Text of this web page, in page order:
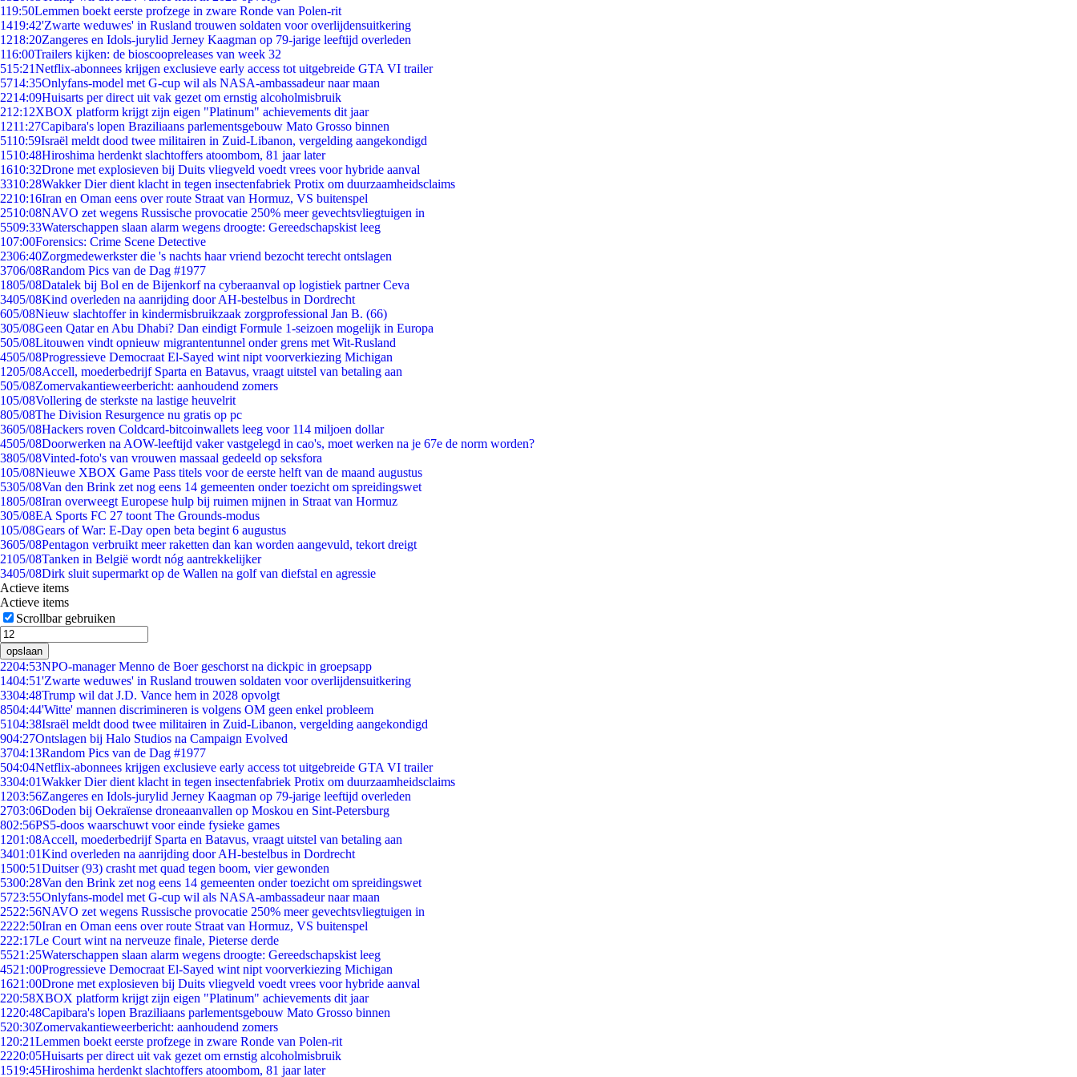
119:50Lemmen boekt eerste profzege in zware Ronde van Polen-rit
1419:42'Zwarte weduwes' in Rusland trouwen soldaten voor overlijdensuitkering
1218:20Zangeres en Idols-jurylid Jerney Kaagman op 79-jarige leeftijd overleden
116:00Trailers kijken: de bioscoopreleases van week 32
515:21Netflix-abonnees krijgen exclusieve early access tot uitgebreide GTA VI trailer
5714:35Onlyfans-model met G-cup wil als NASA-ambassadeur naar maan
2214:09Huisarts per direct uit vak gezet om ernstig alcoholmisbruik
212:12XBOX platform krijgt zijn eigen "Platinum" achievements dit jaar
1211:27Capibara's lopen Braziliaans parlementsgebouw Mato Grosso binnen
5110:59Israël meldt dood twee militairen in Zuid-Libanon, vergelding aangekondigd
1510:48Hiroshima herdenkt slachtoffers atoombom, 81 jaar later
1610:32Drone met explosieven bij Duits vliegveld voedt vrees voor hybride aanval
3310:28Wakker Dier dient klacht in tegen insectenfabriek Protix om duurzaamheidsclaims
2210:16Iran en Oman eens over route Straat van Hormuz, VS buitenspel
2510:08NAVO zet wegens Russische provocatie 250% meer gevechtsvliegtuigen in
5509:33Waterschappen slaan alarm wegens droogte: Gereedschapskist leeg
107:00Forensics: Crime Scene Detective
2306:40Zorgmedewerkster die 's nachts haar vriend bezocht terecht ontslagen
3706/08Random Pics van de Dag #1977
1805/08Datalek bij Bol en de Bijenkorf na cyberaanval op logistiek partner Ceva
3405/08Kind overleden na aanrijding door AH-bestelbus in Dordrecht
605/08Nieuw slachtoffer in kindermisbruikzaak zorgprofessional Jan B. (66)
305/08Geen Qatar en Abu Dhabi? Dan eindigt Formule 1-seizoen mogelijk in Europa
505/08Litouwen vindt opnieuw migrantentunnel onder grens met Wit-Rusland
4505/08Progressieve Democraat El-Sayed wint nipt voorverkiezing Michigan
1205/08Accell, moederbedrijf Sparta en Batavus, vraagt uitstel van betaling aan
505/08Zomervakantieweerbericht: aanhoudend zomers
105/08Vollering de sterkste na lastige heuvelrit
805/08The Division Resurgence nu gratis op pc
3605/08Hackers roven Coldcard-bitcoinwallets leeg voor 114 miljoen dollar
4505/08Doorwerken na AOW-leeftijd vaker vastgelegd in cao's, moet werken na je 67e de norm worden?
3805/08Vinted-foto's van vrouwen massaal gedeeld op seksfora
105/08Nieuwe XBOX Game Pass titels voor de eerste helft van de maand augustus
5305/08Van den Brink zet nog eens 14 gemeenten onder toezicht om spreidingswet
1805/08Iran overweegt Europese hulp bij ruimen mijnen in Straat van Hormuz
305/08EA Sports FC 27 toont The Grounds-modus
105/08Gears of War: E-Day open beta begint 6 augustus
3605/08Pentagon verbruikt meer raketten dan kan worden aangevuld, tekort dreigt
2105/08Tanken in België wordt nóg aantrekkelijker
3405/08Dirk sluit supermarkt op de Wallen na golf van diefstal en agressie
Actieve items
Actieve items
Scrollbar gebruiken
opslaan
2204:53NPO-manager Menno de Boer geschorst na dickpic in groepsapp
1404:51'Zwarte weduwes' in Rusland trouwen soldaten voor overlijdensuitkering
3304:48Trump wil dat J.D. Vance hem in 2028 opvolgt
8504:44'Witte' mannen discrimineren is volgens OM geen enkel probleem
5104:38Israël meldt dood twee militairen in Zuid-Libanon, vergelding aangekondigd
904:27Ontslagen bij Halo Studios na Campaign Evolved
3704:13Random Pics van de Dag #1977
504:04Netflix-abonnees krijgen exclusieve early access tot uitgebreide GTA VI trailer
3304:01Wakker Dier dient klacht in tegen insectenfabriek Protix om duurzaamheidsclaims
1203:56Zangeres en Idols-jurylid Jerney Kaagman op 79-jarige leeftijd overleden
2703:06Doden bij Oekraïense droneaanvallen op Moskou en Sint-Petersburg
802:56PS5-doos waarschuwt voor einde fysieke games
1201:08Accell, moederbedrijf Sparta en Batavus, vraagt uitstel van betaling aan
3401:01Kind overleden na aanrijding door AH-bestelbus in Dordrecht
1500:51Duitser (93) crasht met quad tegen boom, vier gewonden
5300:28Van den Brink zet nog eens 14 gemeenten onder toezicht om spreidingswet
5723:55Onlyfans-model met G-cup wil als NASA-ambassadeur naar maan
2522:56NAVO zet wegens Russische provocatie 250% meer gevechtsvliegtuigen in
2222:50Iran en Oman eens over route Straat van Hormuz, VS buitenspel
222:17Le Court wint na nerveuze finale, Pieterse derde
5521:25Waterschappen slaan alarm wegens droogte: Gereedschapskist leeg
4521:00Progressieve Democraat El-Sayed wint nipt voorverkiezing Michigan
1621:00Drone met explosieven bij Duits vliegveld voedt vrees voor hybride aanval
220:58XBOX platform krijgt zijn eigen "Platinum" achievements dit jaar
1220:48Capibara's lopen Braziliaans parlementsgebouw Mato Grosso binnen
520:30Zomervakantieweerbericht: aanhoudend zomers
1 20:21Lemmen boekt eerste profzege in zware Ronde van Polen-rit
2220:05Huisarts per direct uit vak gezet om ernstig alcoholmisbruik
1519:45Hiroshima herdenkt slachtoffers atoombom, 81 jaar later